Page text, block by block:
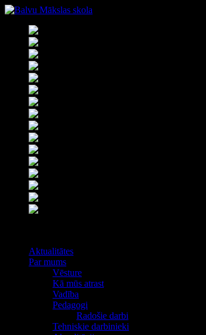
Aktualitātes
Par mums
Vēsture
Kā mūs atrast
Vadība
Pedagogi
Radošie darbi
Tehniskie darbinieki